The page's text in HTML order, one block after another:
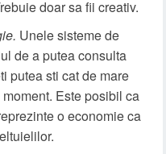
doar sa fii creativ.
Unele sisteme de
de a putea consulta
putea sti cat de mare
Este posibil ca
o economie ca